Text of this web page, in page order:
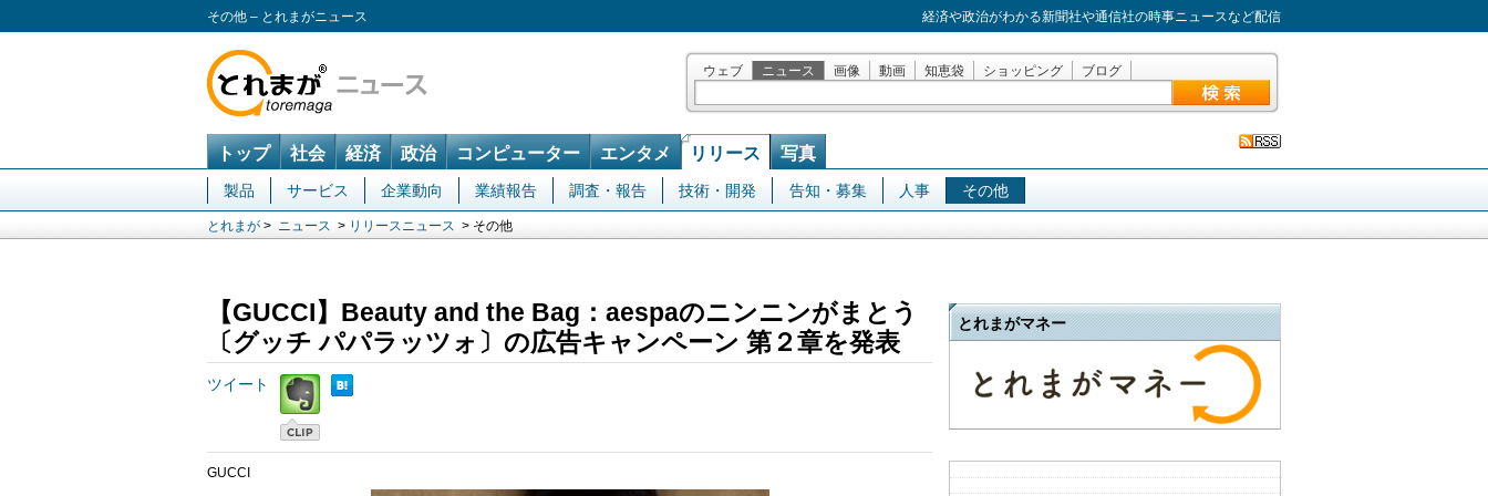
その他 – とれまがニュース 経済や政治がわかる新聞社や通信社の時事ニュースなど配信
ウェブ ニュース 画像 動画 知恵袋 ショッピング ブログ
トップ 社会 経済 政治 コンピューター エンタメ リリース 写真
製品 サービス 企業動向 業績報告 調査・報告 技術・開発 告知・募集 人事 その他
とれまが > ニュース > リリースニュース > その他
【GUCCI】Beauty and the Bag：aespaのニンニンがまとう
〔グッチ パパラッツォ〕の広告キャンペーン 第２章を発表
ツイート
GUCCI
とれまがマネー